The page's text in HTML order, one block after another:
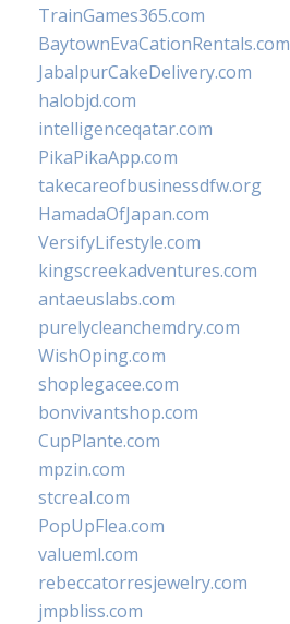
TrainGames365.com
BaytownEvaCationRentals.com
JabalpurCakeDelivery.com
halobjd.com
intelligenceqatar.com
PikaPikaApp.com
takecareofbusinessdfw.org
HamadaOfJapan.com
VersifyLifestyle.com
kingscreekadventures.com
antaeuslabs.com
purelycleanchemdry.com
WishOping.com
shoplegacee.com
bonvivantshop.com
CupPlante.com
mpzin.com
stcreal.com
PopUpFlea.com
valueml.com
rebeccatorresjewelry.com
jmpbliss.com